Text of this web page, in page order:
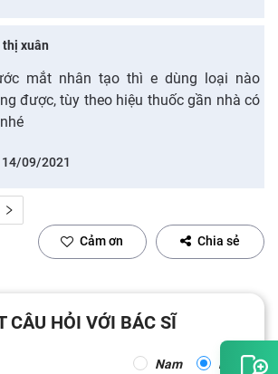
xuân
mắt nhân tạo thì e dùng loại nào
được, tùy theo hiệu thuốc gần nhà có
14/09/2021
Cảm ơn Chia sẻ
CÂU HỎI VỚI BÁC SĨ
Nam Nữ